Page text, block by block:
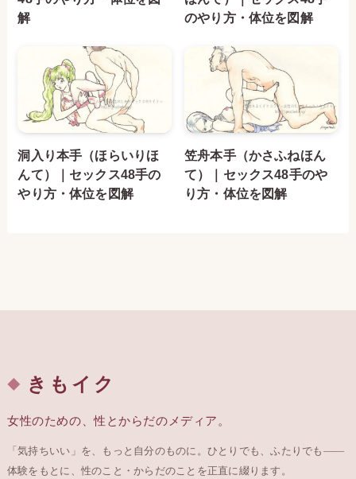
解
のやり方・体位を図解
洞入り本手（ほらいりほ
んて）｜セックス48手の
やり方・体位を図解
笠舟本手（かさふねほん
て）｜セックス48手のや
り方・体位を図解
きもイク
女性のための、性とからだのメディア。
「気持ちいい」を、もっと自分のものに。ひとりでも、ふたりでも——
体験をもとに、性のこと・からだのことを正直に綴ります。